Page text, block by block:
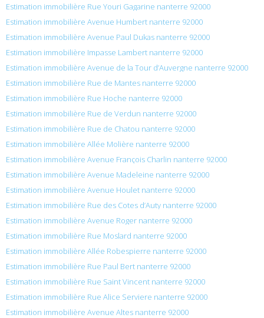
Estimation immobilière Rue Youri Gagarine nanterre 92000
Estimation immobilière Avenue Humbert nanterre 92000
Estimation immobilière Avenue Paul Dukas nanterre 92000
Estimation immobilière Impasse Lambert nanterre 92000
Estimation immobilière Avenue de la Tour d’Auvergne nanterre 92000
Estimation immobilière Rue de Mantes nanterre 92000
Estimation immobilière Rue Hoche nanterre 92000
Estimation immobilière Rue de Verdun nanterre 92000
Estimation immobilière Rue de Chatou nanterre 92000
Estimation immobilière Allée Molière nanterre 92000
Estimation immobilière Avenue François Charlin nanterre 92000
Estimation immobilière Avenue Madeleine nanterre 92000
Estimation immobilière Avenue Houlet nanterre 92000
Estimation immobilière Rue des Cotes d’Auty nanterre 92000
Estimation immobilière Avenue Roger nanterre 92000
Estimation immobilière Rue Moslard nanterre 92000
Estimation immobilière Allée Robespierre nanterre 92000
Estimation immobilière Rue Paul Bert nanterre 92000
Estimation immobilière Rue Saint Vincent nanterre 92000
Estimation immobilière Rue Alice Serviere nanterre 92000
Estimation immobilière Avenue Altes nanterre 92000